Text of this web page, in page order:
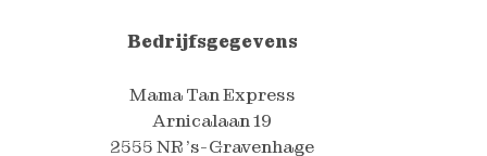
Bedrijfsgegevens
Mama Tan Express
Arnicalaan 19
2555 NR 's-Gravenhage